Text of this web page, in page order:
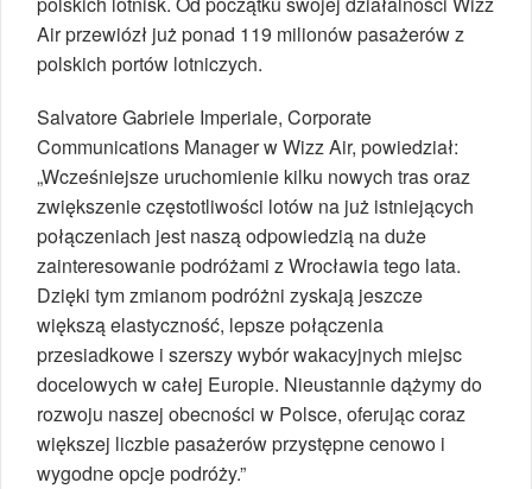
Air przewiózł już ponad 119 milionów pasażerów z
polskich portów lotniczych.
Salvatore Gabriele Imperiale, Corporate
Communications Manager w Wizz Air, powiedział:
„Wcześniejsze uruchomienie kilku nowych tras oraz
zwiększenie częstotliwości lotów na już istniejących
połączeniach jest naszą odpowiedzią na duże
zainteresowanie podróżami z Wrocławia tego lata.
Dzięki tym zmianom podróżni zyskają jeszcze
większą elastyczność, lepsze połączenia
przesiadkowe i szerszy wybór wakacyjnych miejsc
docelowych w całej Europie. Nieustannie dążymy do
rozwoju naszej obecności w Polsce, oferując coraz
większej liczbie pasażerów przystępne cenowo i
wygodne opcje podróży.”